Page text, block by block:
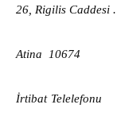
26, Rigilis Caddesi .
Atina 10674
İrtibat Telelefonu